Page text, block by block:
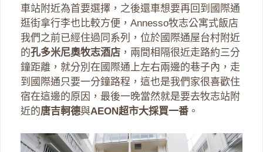
車站附近為首要選擇，之後還車想要再回到國際通
逛街拿行李也比較方便，Annesso牧志公寓式飯店
我們之前已經住過同系列，位於國際通屋台村附近
的孔多米尼奧牧志酒店 ，兩間相隔很近走路約三分
鐘距離，就分別在國際通上左右兩邊的巷子內，走
到國際通只要一分鐘路程，這也是我們家很喜歡住
宿在這邊的原因，最後一晚當然就是要去牧志站附
近的唐吉軻德與AEON超市大採買一番 。